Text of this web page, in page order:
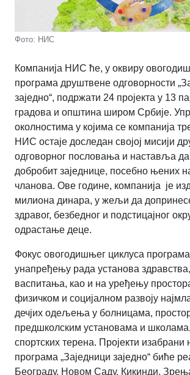
Фото: НИС
Компанија НИС ће, у оквиру
програма друштвене одговорности
заједно“, подржати 24 пројекта у 13
градова и општина широм Србије.
околностима у којима се компанија
НИС остаје доследан својој мисији
одговорног пословања и наставља
добробит заједнице, посебно њених
чланова. Ове године, компанија је
милиона динара, у жељи да
здравог, безбедног и подстицајног
одрастање деце.
Фокус овогодишњег циклуса програма
унапређењу рада установа
васпитања, као и на уређењу
физичком и социјалном развоју
дечјих одељења у болницама,
предшколским установама и
спортских терена. Пројекти изабрани
програма „Заједници заједно“ биће
Београду, Новом Саду, Кикинди,